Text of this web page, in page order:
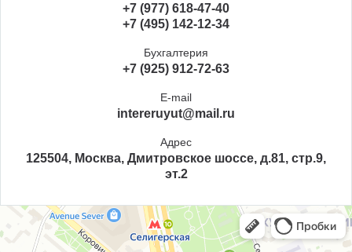
+7 (977) 618-47-40
+7 (495) 142-12-34
Бухгалтерия
+7 (925) 912-72-63
E-mail
intereruyut@mail.ru
Адрес
125504, Москва, Дмитровское шоссе, д.81, стр.9,
эт.2